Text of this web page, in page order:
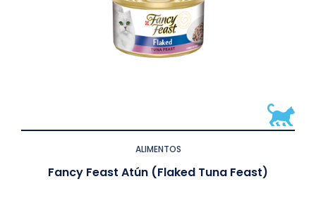
ALIMENTOS
Fancy Feast Atún (Flaked Tuna Feast)